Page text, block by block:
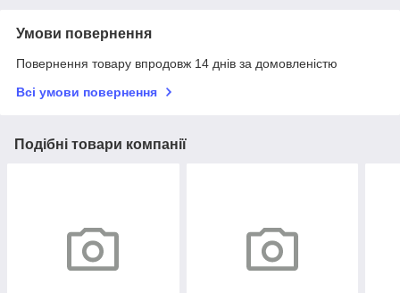
Умови повернення
Повернення товару впродовж 14 днів за домовленістю
Всі умови повернення
Подібні товари компанії